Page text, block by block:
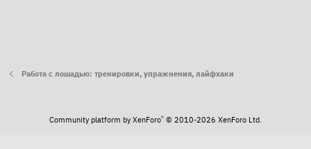
Работа с лошадью: тренировки, упражнения, лайфхаки
Community platform by XenForo® © 2010-2026 XenForo Ltd.